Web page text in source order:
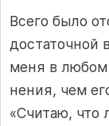
Всего было
достаточной
меня в
нения, чем
«Считаю, что